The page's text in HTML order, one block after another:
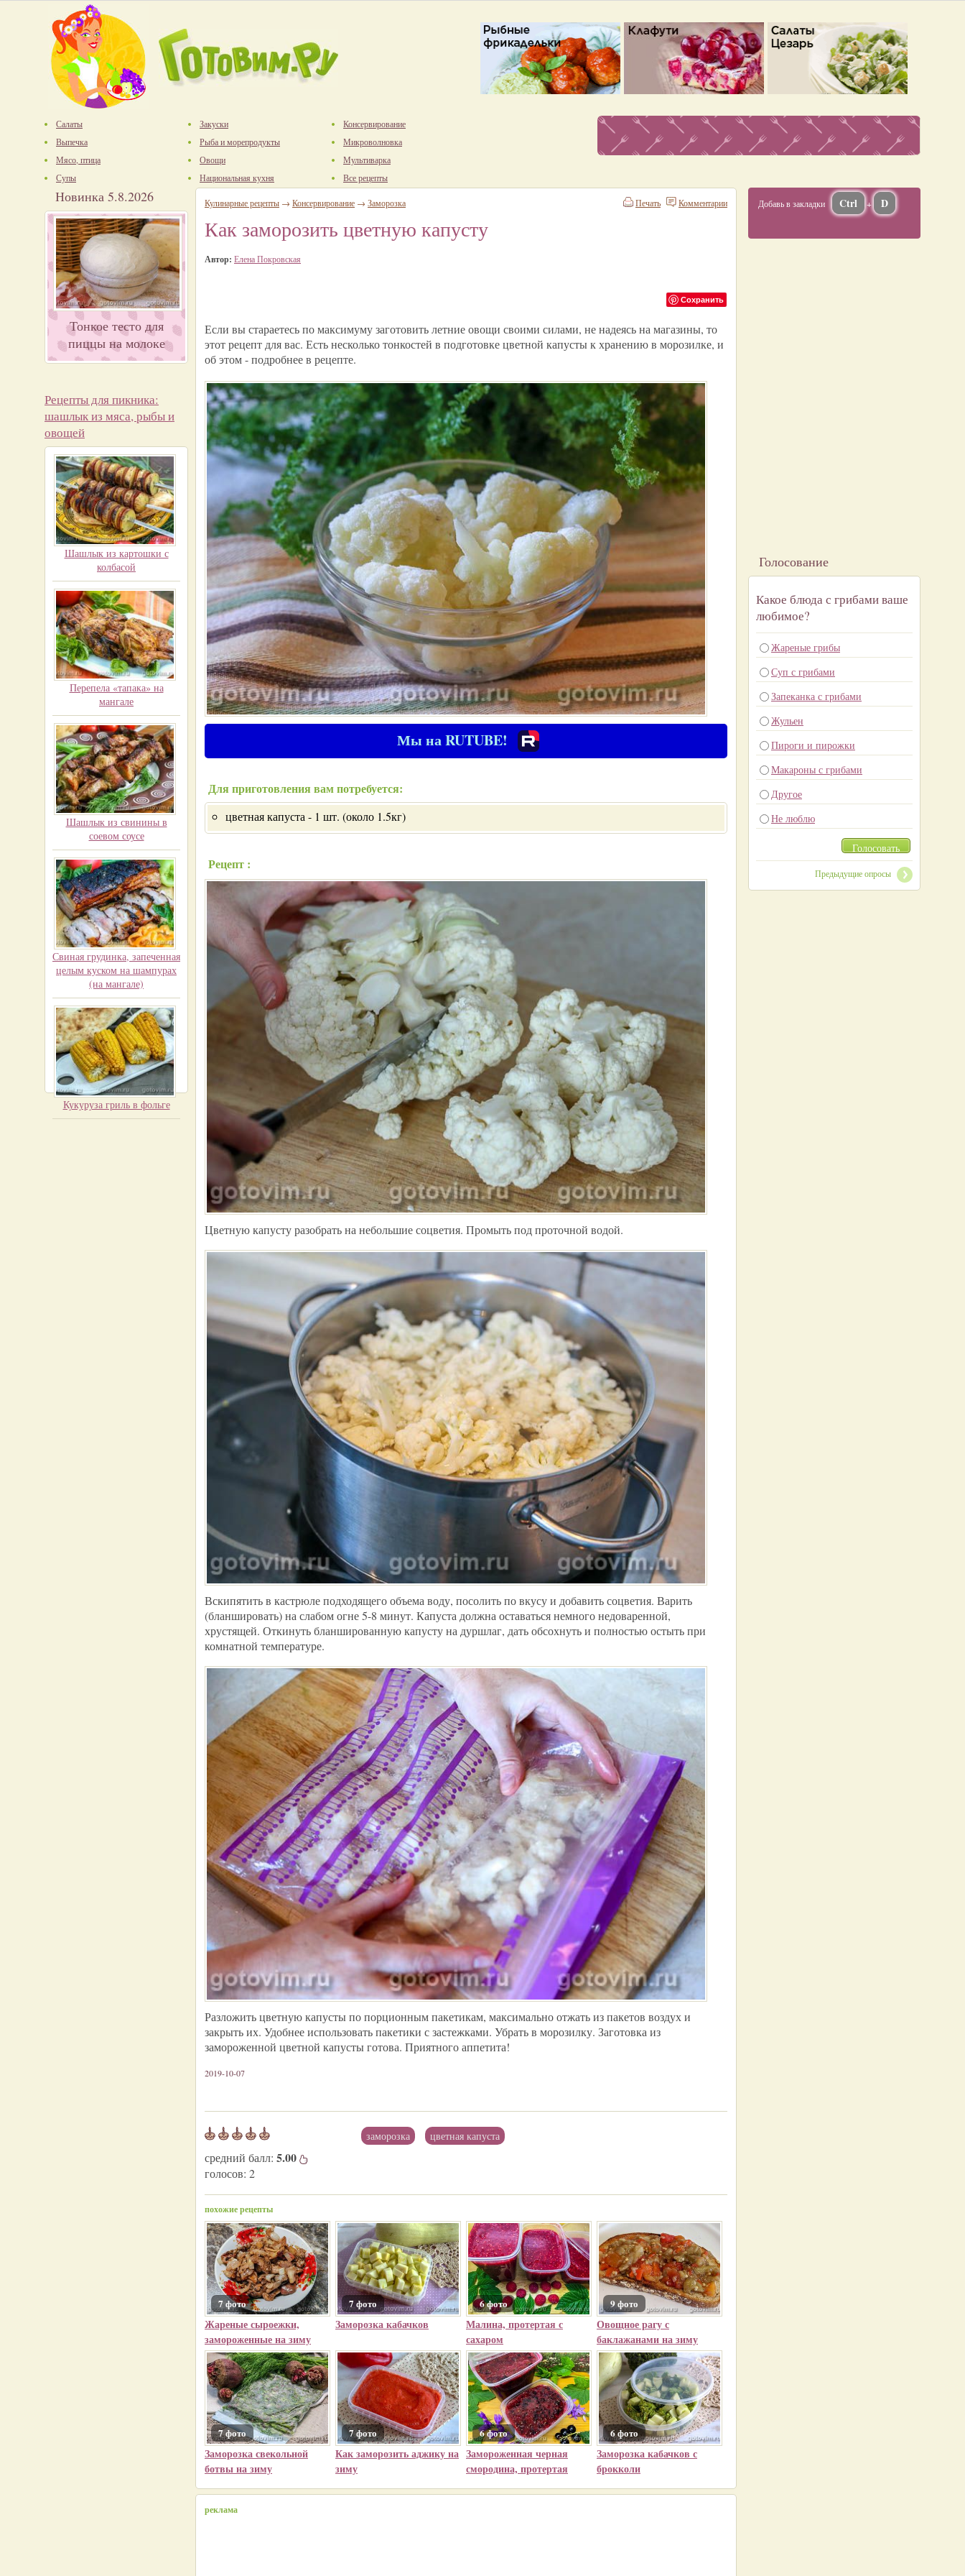
Салаты
Выпечка
Мясо, птица
Супы
Закуски
Рыба и морепродукты
Овощи
Национальная кухня
Консервирование
Микроволновка
Мультиварка
Все рецепты
Новинка 5.8.2026
Тонкое тесто для
пиццы на молоке
Рецепты для пикника:
шашлык из мяса, рыбы и
овощей
Шашлык из картошки с
колбасой
Перепела «тапака» на
мангале
Шашлык из свинины в
соевом соусе
Свиная грудинка, запеченная
целым куском на шампурах
(на мангале)
Кукуруза гриль в фольге
Комментарии
Печать
Кулинарные рецепты → Консервирование → Заморозка
Как заморозить цветную капусту
Автор: Елена Покровская
Сохранить
Если вы стараетесь по максимуму заготовить летние овощи своими силами, не надеясь на магазины, то
этот рецепт для вас. Есть несколько тонкостей в подготовке цветной капусты к хранению в морозилке, и
об этом - подробнее в рецепте.
Мы на RUTUBE!
Для приготовления вам потребуется:
цветная капуста - 1 шт. (около 1.5кг)
Рецепт :
Цветную капусту разобрать на небольшие соцветия. Промыть под проточной водой.
Вскипятить в кастрюле подходящего объема воду, посолить по вкусу и добавить соцветия. Варить
(бланшировать) на слабом огне 5-8 минут. Капуста должна оставаться немного недоваренной,
хрустящей. Откинуть бланшированную капусту на дуршлаг, дать обсохнуть и полностью остыть при
комнатной температуре.
Разложить цветную капусты по порционным пакетикам, максимально отжать из пакетов воздух и
закрыть их. Удобнее использовать пакетики с застежками. Убрать в морозилку. Заготовка из
замороженной цветной капусты готова. Приятного аппетита!
2019-10-07
средний балл: 5.00
голосов: 2
заморозка цветная капуста
похожие рецепты
7 фото
Жареные сыроежки,
замороженные на зиму
7 фото
Заморозка кабачков
6 фото
Малина, протертая с
сахаром
9 фото
Овощное рагу с
баклажанами на зиму
(замо
7 фото
Заморозка свекольной
ботвы на зиму
7 фото
Как заморозить аджику на
зиму
6 фото
Замороженная черная
смородина, протертая
6 фото
Заморозка кабачков с
брокколи
реклама
Добавь в закладки Ctrl + D
Голосование
Какое блюда с грибами ваше
любимое?
Жареные грибы
Суп с грибами
Запеканка с грибами
Жульен
Пироги и пирожки
Макароны с грибами
Другое
Не люблю
Голосовать
Предыдущие опросы